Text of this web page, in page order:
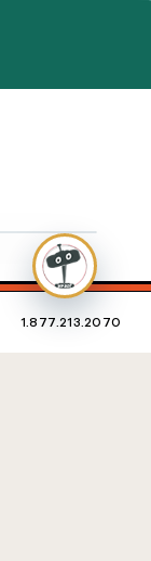
1.877.213.2070